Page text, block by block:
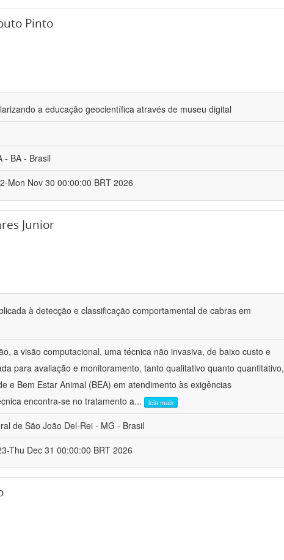
Pinto
a educação geocientífica através de museu digital
- BA - Brasil
Mon Nov 30 00:00:00 BRT 2026
Junior
à detecção e classificação comportamental de cabras em
a visão computacional, uma técnica não invasiva, de baixo custo e
para avaliação e monitoramento, tanto qualitativo quanto quantitativo,
e Bem Estar Animal (BEA) em atendimento às exigências
encontra-se no tratamento a... leia mais
de São João Del-Rei - MG - Brasil
Thu Dec 31 00:00:00 BRT 2026